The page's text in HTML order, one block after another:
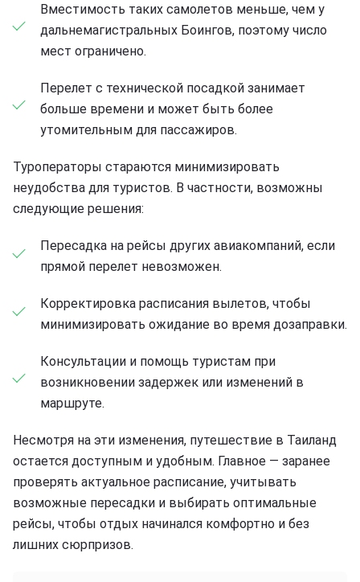
Вместимость таких самолетов меньше, чем у
дальнемагистральных Боингов, поэтому число
мест ограничено.
Перелет с технической посадкой занимает
больше времени и может быть более
утомительным для пассажиров.
Туроператоры стараются минимизировать
неудобства для туристов. В частности, возможны
следующие решения:
Пересадка на рейсы других авиакомпаний, если
прямой перелет невозможен.
Корректировка расписания вылетов, чтобы
минимизировать ожидание во время дозаправки.
Консультации и помощь туристам при
возникновении задержек или изменений в
маршруте.
Несмотря на эти изменения, путешествие в Таиланд
остается доступным и удобным. Главное — заранее
проверять актуальное расписание, учитывать
возможные пересадки и выбирать оптимальные
рейсы, чтобы отдых начинался комфортно и без
лишних сюрпризов.